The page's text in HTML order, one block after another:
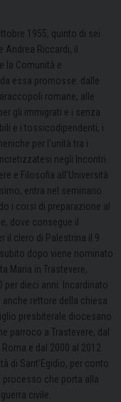
1955, quinto di sei
Riccardi, il
la Comunità e
essa promosse: dalle
romane, alle
gli immigrati e i senza
e i tossicodipendenti, i
per l’unità tra i
negli Incontri
e Filosofia all’Università
entra nel seminario
i corsi di preparazione al
dove consegue il
il clero di Palestrina il 9
dopo viene nominato
Maria in Trastevere,
dieci anni. Incardinato
anche rettore della chiesa
presbiterale diocesano
parroco a Trastevere, dal
e dal 2000 al 2012
di Sant’Egidio, per conto
che porta alla
civile.